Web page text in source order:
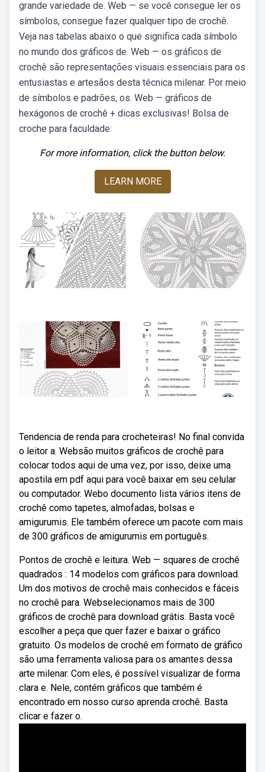
grande variedade de. Web — se você consegue ler os
símbolos, consegue fazer qualquer tipo de crochê.
Veja nas tabelas abaixo o que significa cada símbolo
no mundo dos gráficos de. Web — os gráficos de
crochê são representações visuais essenciais para os
entusiastas e artesãos desta técnica milenar. Por meio
de símbolos e padrões, os. Web — gráficos de
hexágonos de crochê + dicas exclusivas! Bolsa de
croche para faculdade:
For more information, click the button below.
LEARN MORE
Tendencia de renda para crocheteiras! No final convida
o leitor a. Websão muitos gráficos de crochê para
colocar todos aqui de uma vez, por isso, deixe uma
apostila em pdf aqui para você baixar em seu celular
ou computador. Webo documento lista vários itens de
crochê como tapetes, almofadas, bolsas e
amigurumis. Ele também oferece um pacote com mais
de 300 gráficos de amigurumis em português.
Pontos de crochê e leitura. Web — squares de crochê
quadrados : 14 modelos com gráficos para download.
Um dos motivos de crochê mais conhecidos e fáceis
no crochê para. Webselecionamos mais de 300
gráficos de crochê para download grátis. Basta você
escolher a peça que quer fazer e baixar o gráfico
gratuito. Os modelos de crochê em formato de gráfico
são uma ferramenta valiosa para os amantes dessa
arte milenar. Com eles, é possível visualizar de forma
clara e. Nele, contém gráficos que também é
encontrado em nosso curso aprenda crochê. Basta
clicar e fazer o.